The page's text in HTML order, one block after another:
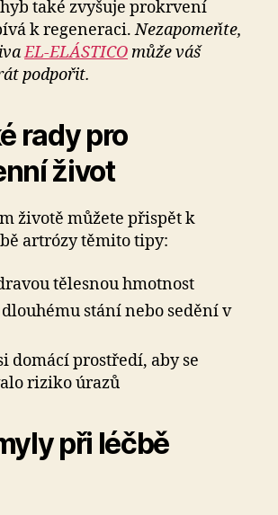
také zvyšuje prokrvení
k regeneraci.Nezapomeňte,
EL-ELÁSTICOmůže váš
podpořit.
rady pro
život
životě můžete přispět k
artrózy těmito tipy:
tělesnou hmotnost
stání nebo sedění v
domácí prostředí, aby se
riziko úrazů
při léčbě